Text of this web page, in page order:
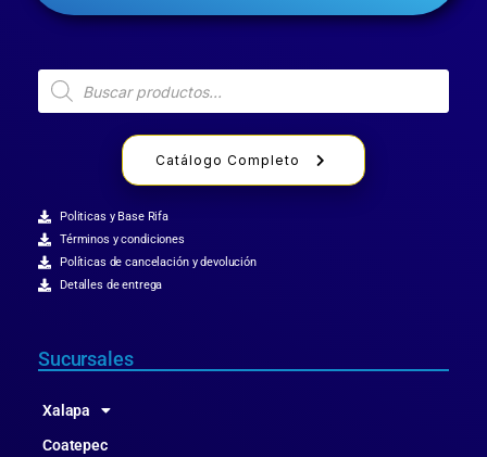
Catálogo Completo
Politicas y Base Rifa
Términos y condiciones
Políticas de cancelación y devolución
Detalles de entrega
Sucursales
Xalapa
Coatepec